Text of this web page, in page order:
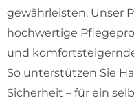
GESCHICHTE
KONTAKT
gewährleisten. Unser
hochwertige
und
So unterstützen Sie
Sicherheit – für ein